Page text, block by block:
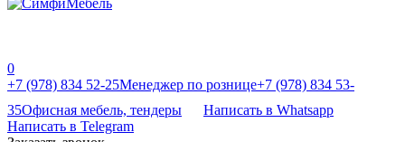
0
+7 (978) 834 52-25Менеджер по рознице+7 (978) 834 53-
35Офисная мебель, тендеры
Написать в Whatsapp
Написать в Telegram